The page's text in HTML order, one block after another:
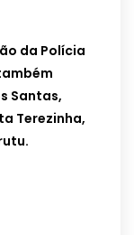
da Polícia
Santas,
Terezinha,